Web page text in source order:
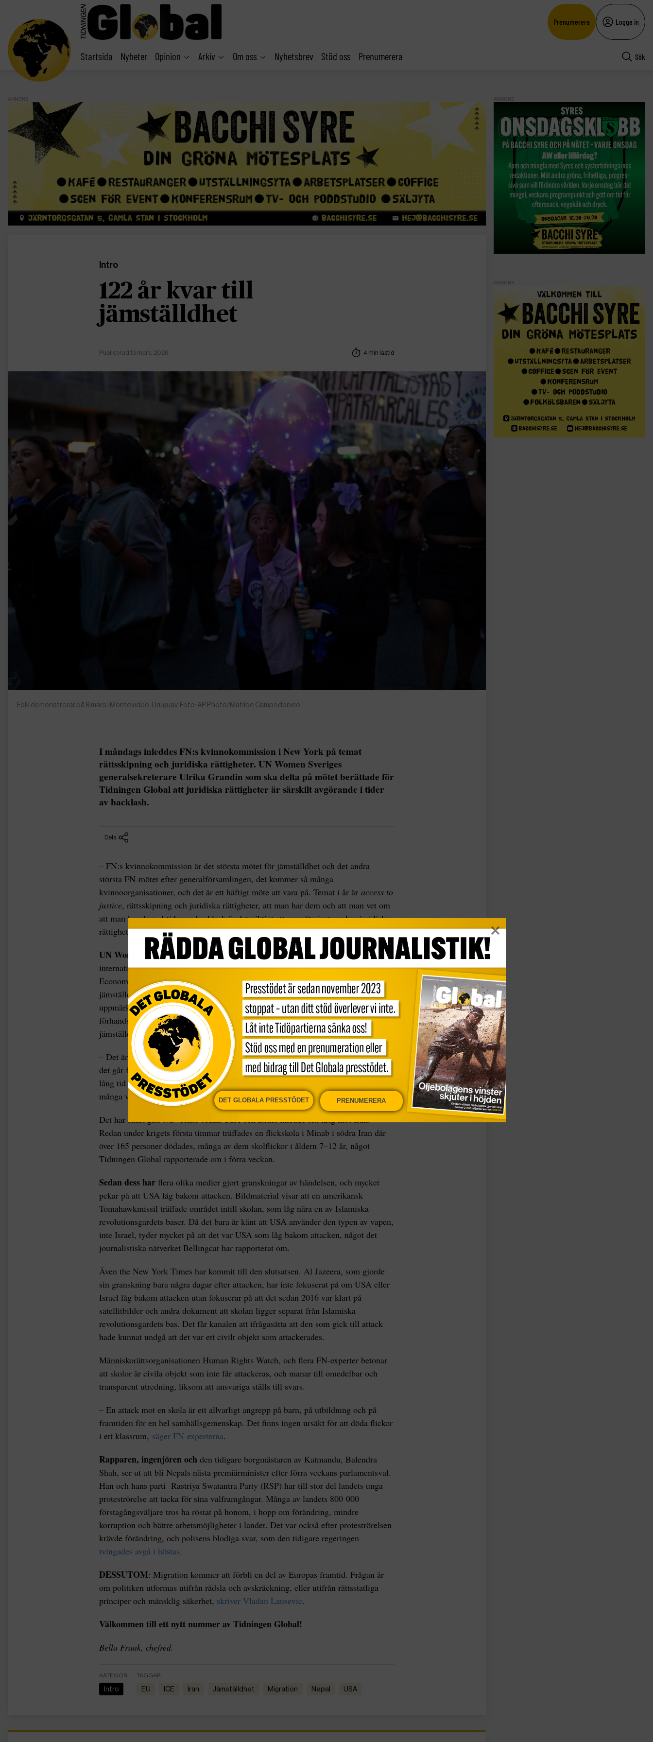
Prenumerera Logga in
Startsida Nyheter Opinion Arkiv Om oss Nyhetsbrev Stöd oss Prenumerera Sök
ANNONS
Intro
122 år kvar till
jämställdhet
Publicerad 13 mars, 2026 4 min lästid
Folk demonstrerar på 8 mars i Montevideo, Uruguay. Foto: AP Photo/Matilde Campodonico
I måndags inleddes FN:s kvinnokommission i New York på temat
rättsskipning och juridiska rättigheter. UN Women Sveriges
generalsekreterare Ulrika Grandin som ska delta på mötet berättade för
Tidningen Global att juridiska rättigheter är särskilt avgörande i tider
av backlash.
Dela
– FN:s kvinnokommission är det största mötet för jämställdhet och det andra
största FN-mötet efter generalförsamlingen, det kommer så många
kvinnoorganisationer, och det är ett häftigt möte att vara på. Temat i år är access to
justice, rättsskipning och juridiska rättigheter, att man har dem och att man vet om
att man har dem. I tider av backlash är det viktigt att man åtminstone har juridiska
rättigheter och internationella konventioner att luta sig emot,säger hon.
UN Women Sverige ärockså aktuella med en kampanj som lanserades under
internationella kvinnodagen i söndags. Kampanjen har tagit fasta på World
Economic Forums uträkning om att det med dagens takt i det globala
jämställdhetsarbetet kommer att ta 122 år innan världen når jämställdhet. För att
uppmärksamma det lanserade UN Women Sverige i söndags en kampanj där de
förhandsbokat utomhusannonser till år 2148 för att då kunna fira global
jämställdhet.
– Det är en kampanj vi gör i samband med kvinnodagen för att uppmärksamma att
det går för långsamt i jämställdhetsarbetet, och att det är absurt att det ska ta så
lång tid att nå jämställdhet. Många vet att det inte är full jämställdhet men inte
många vet att vi ligger så långt bort. Så borde det inte vara,säger Ulrika Grandin
Det har snart gått två veckor sedan USA och Israel inledde sitt krig mot Iran.
Redan under krigets första timmar träffades en flickskola i Minab i södra Iran där
över 165 personer dödades, många av dem skolflickor i åldern 7–12 år, något
Tidningen Global rapporterade om i förra veckan.
Sedan dess har flera olika medier gjort granskningar av händelsen, och mycket
pekar på att USA låg bakom attacken. Bildmaterial visar att en amerikansk
Tomahawkmissil träffade området intill skolan, som låg nära en av Islamiska
revolutionsgardets baser. Då det bara är känt att USA använder den typen av vapen,
inte Israel, tyder mycket på att det var USA som låg bakom attacken, något det
journalistiska nätverket Bellingcat har rapporterat om.
Även the New York Times har kommit till den slutsatsen. Al Jazeera, som gjorde
sin granskning bara några dagar efter attacken, har inte fokuserat på om USA eller
Israel låg bakom attacken utan fokuserar på att det sedan 2016 var klart på
satellitbilder och andra dokument att skolan ligger separat från Islamiska
revolutionsgardets bas. Det får kanalen att ifrågasätta att den som gick till attack
hade kunnat undgå att det var ett civilt objekt som attackerades.
Människorättsorganisationen Human Rights Watch, och flera FN-experter betonar
att skolor är civila objekt som inte får attackeras, och manar till omedelbar och
transparent utredning, liksom att ansvariga ställs till svars.
– En attack mot en skola är ett allvarligt angrepp på barn, på utbildning och på
framtiden för en hel samhällsgemenskap. Det finns ingen ursäkt för att döda flickor
i ett klassrum, säger FN-experterna.
Rapparen, ingenjören och den tidigare borgmästaren av Katmandu, Balendra
Shah, ser ut att bli Nepals nästa premiärminister efter förra veckans parlamentsval.
Han och hans parti Rastriya Swatantra Party (RSP) har till stor del landets unga
proteströrelse att tacka för sina valframgångar. Många av landets 800 000
förstagångsväljare tros ha röstat på honom, i hopp om förändring, mindre
korruption och bättre arbetsmöjligheter i landet. Det var också efter proteströrelsen
krävde förändring, och polisens blodiga svar, som den tidigare regeringen
tvingades avgå i höstas.
DESSUTOM: Migration kommer att förbli en del av Europas framtid. Frågan är
om politiken utformas utifrån rädsla och avskräckning, eller utifrån rättsstatliga
principer och mänsklig säkerhet, skriver Vladan Lausevic.
Välkommen till ett nytt nummer av Tidningen Global!
Bella Frank, chefred.
KATEGORI
Intro
TAGGAR
EU ICE Iran Jämställdhet migration Nepal USA
ANNONS
ANNONS
DET GLOBALA PRESSTÖDET PRENUMERERA